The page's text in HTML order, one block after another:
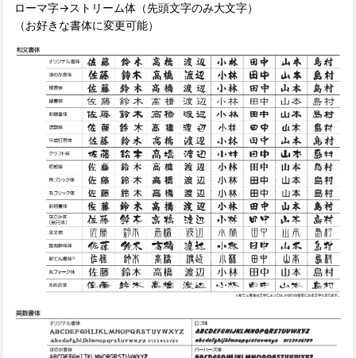
ローマ字→ストリーム体（先頭文字のみ大文字）
（お好きな書体に変更可能）